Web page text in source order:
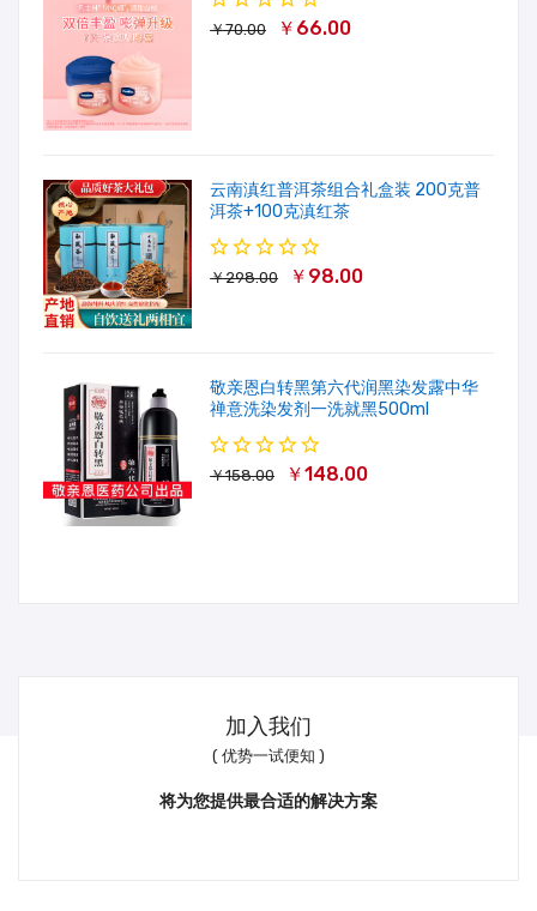
￥70.00 ￥66.00
云南滇红普洱茶组合礼盒装 200克普
洱茶+100克滇红茶
￥298.00 ￥98.00
敬亲恩白转黑第六代润黑染发露中华
禅意洗染发剂一洗就黑500ml
￥158.00 ￥148.00
加入我们
( 优势一试便知 )
将为您提供最合适的解决方案